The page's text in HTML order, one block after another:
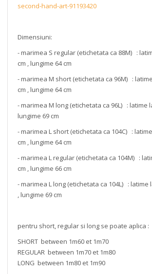
second-hand-art-91193420
Dimensiuni:
- marimea S regular (etichetata ca 88M) :
cm , lungime 64 cm
- marimea M short (etichetata ca 96M) :
cm , lungime 64 cm
- marimea M long (etichetata ca 96L) : latime
lungime 69 cm
- marimea L short (etichetata ca 104C) :
cm , lungime 64 cm
- marimea L regular (etichetata ca 104M) :
cm , lungime 66 cm
- marimea L long (etichetata ca 104L) : latime
, lungime 69 cm
pentru short, regular si long se poate aplica :
SHORT between 1m60 et 1m70
REGULAR between 1m70 et 1m80
LONG between 1m80 et 1m90